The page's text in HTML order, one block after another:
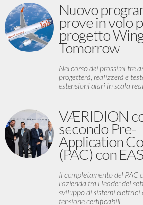
Nuovo
prove in volo
progetto
Tomorrow
Nel corso dei prossimi tre
progetterà, realizzerà e
estensioni alari in scala
VÆRIDION
secondo Pre-
Application
(PAC) con
Il completamento del PAC
l'azienda tra i leader del
sviluppo di sistemi elettrici
tensione certificabili